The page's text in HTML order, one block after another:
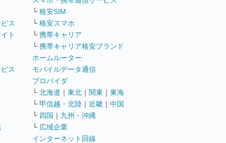
ス
ト
ス
└ 格安SIM
└ 格安スマホ
└ 携帯キャリア
└ 携帯キャリア格安ブランド
ホームルーター
モバイルデータ通信
プロバイダ
└ 北海道 ｜ 東北 ｜ 関東 ｜ 東海
└ 甲信越・北陸 ｜ 近畿 ｜ 中国
└ 四国 ｜ 九州・沖縄
└ 広域企業
インターネット回線